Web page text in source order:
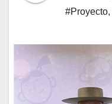
#Proyecto,